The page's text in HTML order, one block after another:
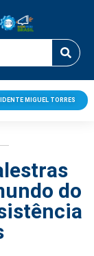
MIGUEL TORRES
do